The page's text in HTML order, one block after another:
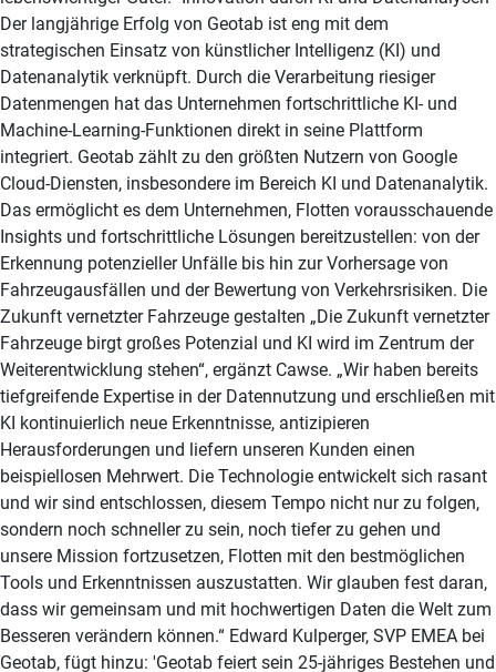
Der langjährige Erfolg von Geotab ist eng mit dem
strategischen Einsatz von künstlicher Intelligenz (KI) und
Datenanalytik verknüpft. Durch die Verarbeitung riesiger
Datenmengen hat das Unternehmen fortschrittliche KI- und
Machine-Learning-Funktionen direkt in seine Plattform
integriert. Geotab zählt zu den größten Nutzern von Google
Cloud-Diensten, insbesondere im Bereich KI und Datenanalytik.
Das ermöglicht es dem Unternehmen, Flotten vorausschauende
Insights und fortschrittliche Lösungen bereitzustellen: von der
Erkennung potenzieller Unfälle bis hin zur Vorhersage von
Fahrzeugausfällen und der Bewertung von Verkehrsrisiken. Die
Zukunft vernetzter Fahrzeuge gestalten „Die Zukunft vernetzter
Fahrzeuge birgt großes Potenzial und KI wird im Zentrum der
Weiterentwicklung stehen“, ergänzt Cawse. „Wir haben bereits
tiefgreifende Expertise in der Datennutzung und erschließen mit
KI kontinuierlich neue Erkenntnisse, antizipieren
Herausforderungen und liefern unseren Kunden einen
beispiellosen Mehrwert. Die Technologie entwickelt sich rasant
und wir sind entschlossen, diesem Tempo nicht nur zu folgen,
sondern noch schneller zu sein, noch tiefer zu gehen und
unsere Mission fortzusetzen, Flotten mit den bestmöglichen
Tools und Erkenntnissen auszustatten. Wir glauben fest daran,
dass wir gemeinsam und mit hochwertigen Daten die Welt zum
Besseren verändern können.“ Edward Kulperger, SVP EMEA bei
Geotab, fügt hinzu: 'Geotab feiert sein 25-jähriges Bestehen und